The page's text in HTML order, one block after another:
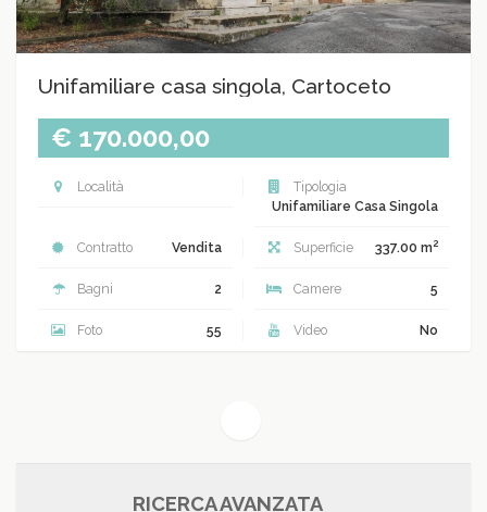
Unifamiliare casa singola, Cartoceto
€ 170.000,00
Località
Tipologia
Unifamiliare Casa Singola
Contratto Vendita Superficie 337.00 m2
Bagni 2 Camere 5
Foto 55 Video No
RICERCA AVANZATA